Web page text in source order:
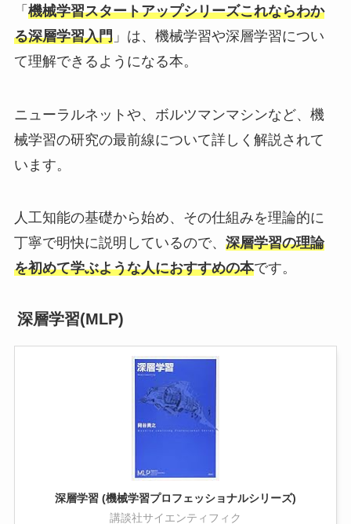
「 機械学習スタートアップシリーズこれならわか
る深層学習入門」は、機械学習や深層学習につい
て理解できるようになる本。
ニューラルネットや、ボルツマンマシンなど、機
械学習の研究の最前線について詳しく解説されて
います。
人工知能の基礎から始め、その仕組みを理論的に
丁寧で明快に説明しているので、 深層学習の理論
を初めて学ぶような人におすすめの本です。
深層学習(MLP)
深層学習 (機械学習プロフェッショナルシリーズ)
講談社サイエンティフィク